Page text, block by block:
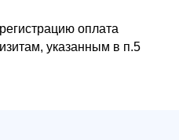
оплата
указанным в п.5